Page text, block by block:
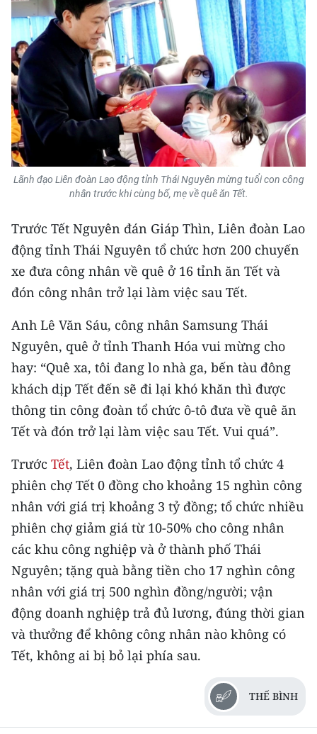
ENGLISH
中文
FRANÇAIS
РУССКИЙ
ESPAÑOL
한국어
Lãnh đạo Liên đoàn Lao động tỉnh Thái Nguyên mừng tuổi con công
nhân trước khi cùng bố, mẹ về quê ăn Tết.
Trước Tết Nguyên đán Giáp Thìn, Liên đoàn Lao
động tỉnh Thái Nguyên tổ chức hơn 200 chuyến
xe đưa công nhân về quê ở 16 tỉnh ăn Tết và
đón công nhân trở lại làm việc sau Tết.
Anh Lê Văn Sáu, công nhân Samsung Thái
Nguyên, quê ở tỉnh Thanh Hóa vui mừng cho
hay: “Quê xa, tôi đang lo nhà ga, bến tàu đông
khách dịp Tết đến sẽ đi lại khó khăn thì được
thông tin công đoàn tổ chức ô-tô đưa về quê ăn
Tết và đón trở lại làm việc sau Tết. Vui quá”.
Trước Tết, Liên đoàn Lao động tỉnh tổ chức 4
phiên chợ Tết 0 đồng cho khoảng 15 nghìn công
nhân với giá trị khoảng 3 tỷ đồng; tổ chức nhiều
phiên chợ giảm giá từ 10-50% cho công nhân
các khu công nghiệp và ở thành phố Thái
Nguyên; tặng quà bằng tiền cho 17 nghìn công
nhân với giá trị 500 nghìn đồng/người; vận
động doanh nghiệp trả đủ lương, đúng thời gian
và thưởng để không công nhân nào không có
Tết, không ai bị bỏ lại phía sau.
THẾ BÌNH